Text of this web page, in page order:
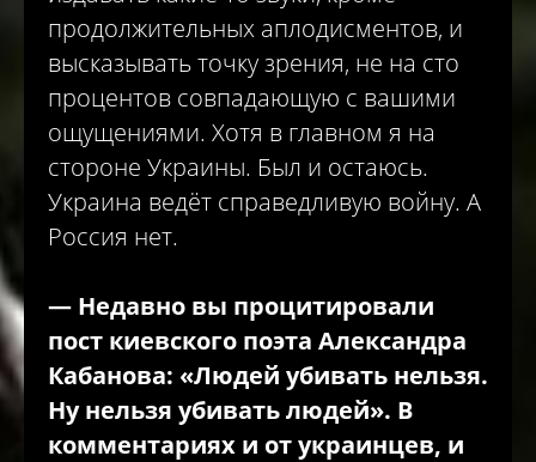
продолжительных аплодисментов, и
высказывать точку зрения, не на сто
процентов совпадающую с вашими
ощущениями. Хотя в главном я на
стороне Украины. Был и остаюсь.
Украина ведёт справедливую войну. А
Россия нет.
— Недавно вы процитировали
пост киевского поэта Александра
Кабанова: «Людей убивать нельзя.
Ну нельзя убивать людей». В
комментариях и от украинцев, и